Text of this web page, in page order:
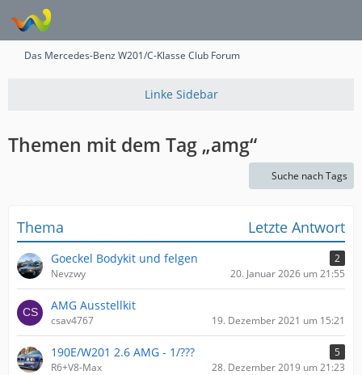
Das Mercedes-Benz W201/C-Klasse Club Forum
Themen mit dem Tag „amg“
Suche nach Tags
Thema Letzte Antwort
Goeckel Bodykit und felgen
2
Nevzwy
20. Januar 2026 um 21:55
AMG Ausstellkit
csav4767 19. Dezember 2021 um 15:21
190E/W201 2.6 AMG - 1/???
5
R6+V8-Max
28. Dezember 2019 um 21:23